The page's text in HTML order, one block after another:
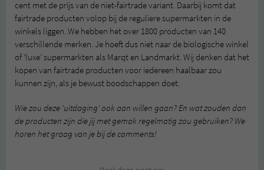
cent met de prijs van de niet-fairtrade variant. Daarbij komt dat
fairtrade producten volop bij de reguliere supermarkten in de
winkels liggen. We hebben het over 1800 producten van 140
verschillende merken. Je hoeft dus niet naar de biologische winkel
of ‘luxe’ supermarkten als Marqt en Landmarkt. Wij denken dat het
kopen van fairtrade producten voor iedereen haalbaar zou
kunnen zijn, als je bewust boodschappen doet.
Wie zou deze ‘uitdaging’ ook aan willen gaan? En wat zouden dan
de producten zijn die jij met gemak regelmatig zou gebruiken? We
horen het graag van je bij de comments!